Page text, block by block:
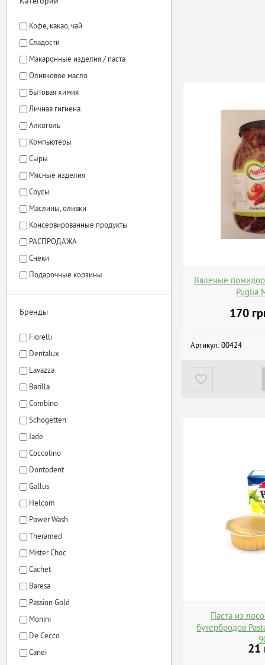
Кофе, какао, чай
Сладости
Макаронные изделия / паста
Оливковое масло
Бытовая химия
Личная гигиена
Алкоголь
Компьютеры
Сыры
Мясные изделия
Соусы
Маслины, оливки
Консервированные продукты
РАСПРОДАЖА
Снеки
Подарочные корзины
Бренды
Fiorelli
Dentalux
Lavazza
Barilla
Combino
Schogetten
Jade
Coccolino
Dontodent
Gallus
Helcom
Power Wash
Theramed
Mister Choc
Cachet
Baresa
Passion Gold
Monini
De Cecco
Canei
Вяленые
Puglia
170
Артикул:00424
Паста из
бутербродов
21